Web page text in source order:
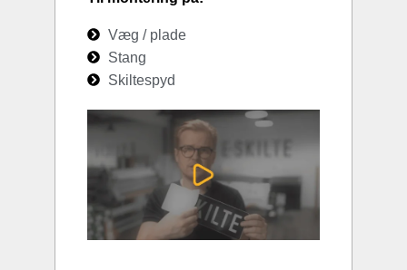
Væg / plade
Stang
Skiltespyd